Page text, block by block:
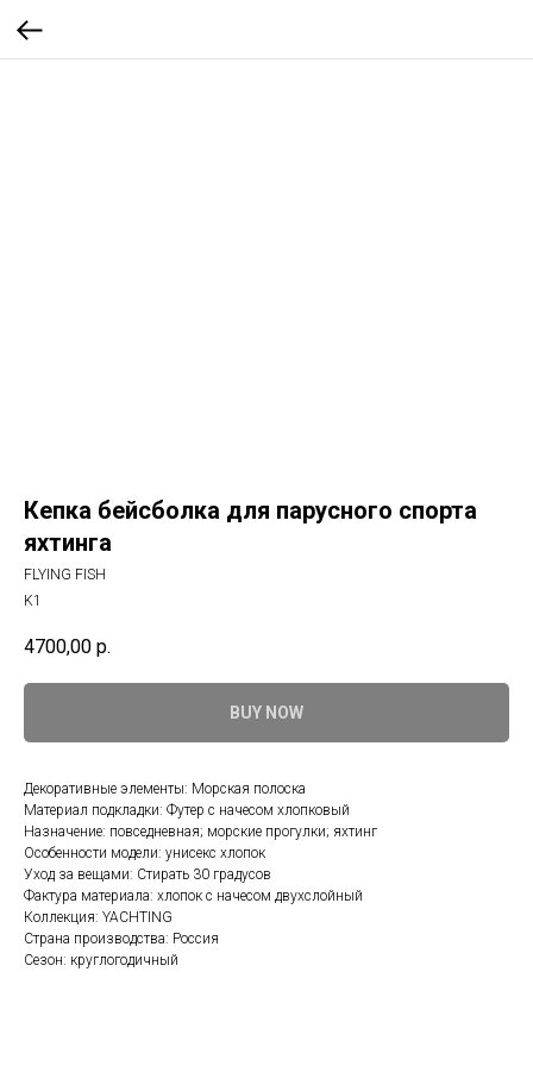
Кепка бейсболка для парусного спорта
яхтинга
FLYING FISH
K1
4700,00 р.
BUY NOW
Декоративные элементы: Морская полоска
Материал подкладки: Футер с начесом хлопковый
Назначение: повседневная; морские прогулки; яхтинг
Особенности модели: унисекс хлопок
Уход за вещами: Стирать 30 градусов
Фактура материала: хлопок с начесом двухслойный
Коллекция: YACHTING
Страна производства: Россия
Сезон: круглогодичный